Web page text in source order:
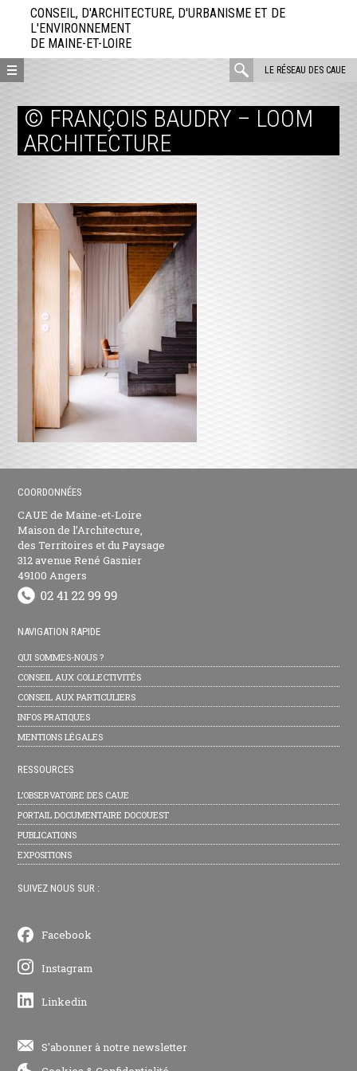
directement
contenu
CONSEIL, D'ARCHITECTURE, D'URBANISME ET DE
L'ENVIRONNEMENT
DE MAINE-ET-LOIRE
LE RÉSEAU DES CAUE
rechercher
© FRANÇOIS BAUDRY – LOOM
ARCHITECTURE
COORDONNÉES
CAUE de Maine-et-Loire
Maison de l’Architecture,
des Territoires et du Paysage
312 avenue René Gasnier
49100 Angers
NAVIGATION RAPIDE
QUI SOMMES-NOUS ?
CONSEIL AUX COLLECTIVITÉS
CONSEIL AUX PARTICULIERS
INFOS PRATIQUES
MENTIONS LÉGALES
RESSOURCES
L’OBSERVATOIRE DES CAUE
PORTAIL DOCUMENTAIRE DOCOUEST
PUBLICATIONS
EXPOSITIONS
SUIVEZ NOUS SUR :
Facebook
Instagram
Linkedin
S'abonner à notre newsletter